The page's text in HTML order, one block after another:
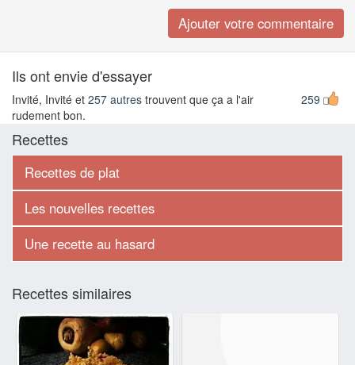
Ils ont envie d'essayer
259
Invité, Invité et 257 autres trouvent que ça a l'air
rudement bon.
Recettes
Recettes de plat
Les nouvelles recettes
Une recette au hasard
Recettes similaires